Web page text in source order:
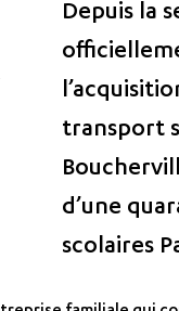
Depuis la
transport
d’une
scolaires